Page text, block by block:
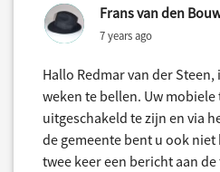
Frans van den
7 years ago
Hallo Redmar van der
weken te bellen. Uw
uitgeschakeld te zijn en via
de gemeente bent u ook
twee keer een bericht aan